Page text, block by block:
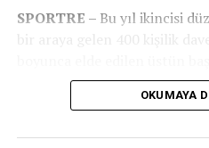
SPORTRE – Bu yıl ikincisi
bir araya gelen 400 kişilik
şahitlik etti.
OKUMAYA